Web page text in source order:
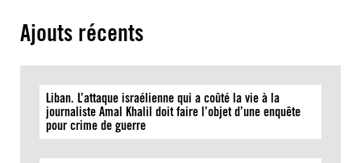
Ajouts récents
Liban. L’attaque israélienne qui a coûté la vie à la
journaliste Amal Khalil doit faire l’objet d’une enquête
pour crime de guerre